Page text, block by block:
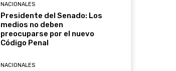
NACIONALES
Presidente del Senado: Los
medios no deben
preocuparse por el nuevo
Código Penal
NACIONALES